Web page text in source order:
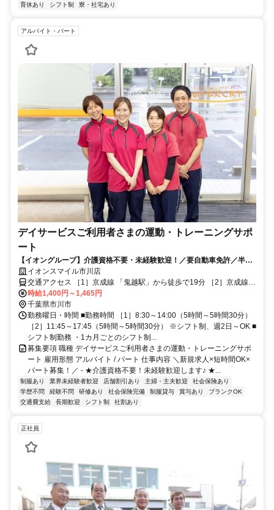
育休あり
シフト制 寮・社宅あり
アルバイト・パート
デイサービスご利用者さまの運動・トレーニングサポ
ート
【イオングループ】介護資格不要・未経験歓迎！／要自動車免許／半日
型デイサービスのおしごと
イオンスマイル市川店
交通アクセス ［1］京成線 「鬼越駅」から徒歩で19分 ［2］京成線
「鬼越駅」から京成バス「子の神公園バス停」下車徒歩1分 ［3］
JR「本八幡駅」から京成バス「JA市川本店バス停」下車徒歩6分 ★
車通勤可
時給1,400円～1,465円
千葉県市川市
勤務曜日・時間 ■勤務時間 ［1］8:30～14:00（5時間～5時間30分）
［2］11:45～17:45（5時間～5時間30分） ※シフト制、週2日～OK ■
シフト制勤務 ・1カ月ごとのシフト制...
募集要項 職種 デイサービスご利用者さまの運動・トレーニングサポ
ート 雇用形態 アルバイト / パート 仕事内容 ＼新規求人×短時間OK×
パート募集！／ - ★介護資格不要！未経験歓迎します♪ ★...
制服あり 業界未経験者歓迎 店舗割引あり 主婦・主夫歓迎
社会保険あり
学歴不問
経験不問 研修あり 社会保険完備 制服貸与 賞与あり
ブランクOK
交通費支給
長期歓迎 シフト制 社割あり
正社員